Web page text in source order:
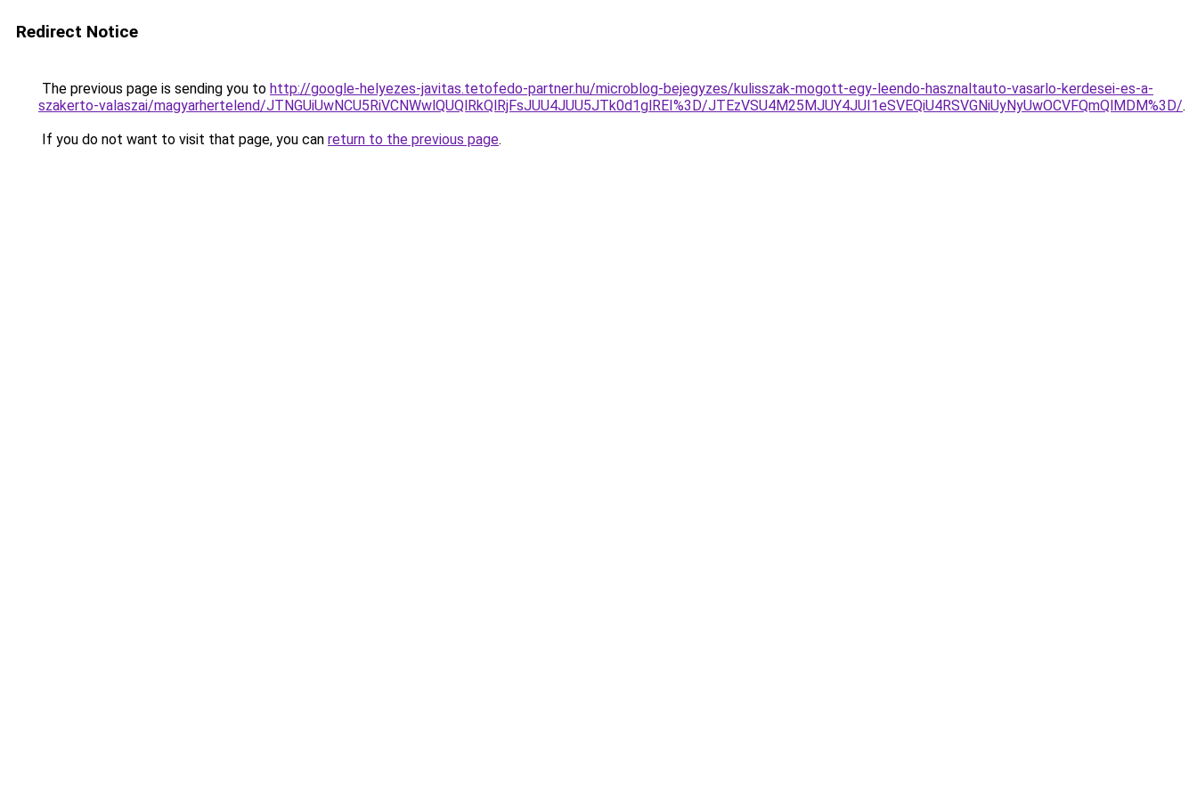
Redirect Notice
The previous page is sending you to http://google-helyezes-javitas.tetofedo-partner.hu/microblog-bejegyzes/kulisszak-mogott-egy-leendo-hasznaltauto-vasarlo-kerdesei-es-a-
szakerto-valaszai/magyarhertelend/JTNGUiUwNCU5RiVCNWwlQUQlRkQlRjFsJUU4JUU5JTk0d1glREI%3D/JTEzVSU4M25MJUY4JUI1eSVEQiU4RSVGNiUyNyUwOCVFQmQlMDM%3D/.
If you do not want to visit that page, you can return to the previous page.